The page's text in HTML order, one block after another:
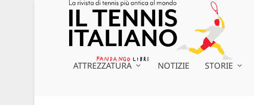
ATTREZZATURA NOTIZIE STORIE